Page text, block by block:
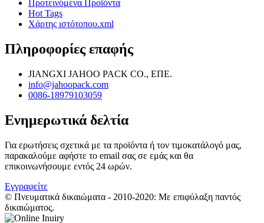
Προτεινόμενα Προϊόντα
Hot Tags
Χάρτης ιστότοπου.xml
Πληροφορίες επαφής
JIANGXI JAHOO PACK CO., ΕΠΕ.
info@jahoopack.com
0086-18979103059
Ενημερωτικά δελτία
Για ερωτήσεις σχετικά με τα προϊόντα ή τον τιμοκατάλογό μας,
παρακαλούμε αφήστε το email σας σε εμάς και θα
επικοινωνήσουμε εντός 24 ωρών.
Εγγραφείτε
© Πνευματικά δικαιώματα - 2010-2020: Με επιφύλαξη παντός
δικαιώματος.